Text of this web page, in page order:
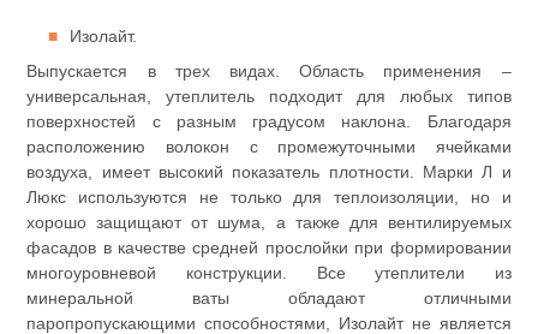
Изолайт.
Выпускается в трех видах. Область применения –
универсальная, утеплитель подходит для любых типов
поверхностей с разным градусом наклона. Благодаря
расположению волокон с промежуточными ячейками
воздуха, имеет высокий показатель плотности. Марки Л и
Люкс используются не только для теплоизоляции, но и
хорошо защищают от шума, а также для вентилируемых
фасадов в качестве средней прослойки при формировании
многоуровневой конструкции. Все утеплители из
минеральной ваты обладают отличными
паропропускающими способностями, Изолайт не является